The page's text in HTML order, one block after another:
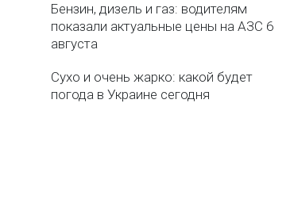
Бензин, дизель и газ: водителям
показали актуальные цены на АЗС 6
августа
Сухо и очень жарко: какой будет
погода в Украине сегодня